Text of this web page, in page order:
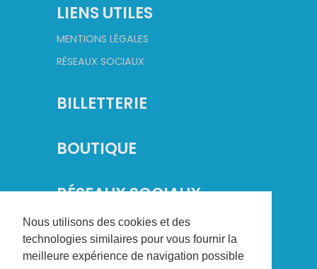
Nous utilisons des cookies et des
technologies similaires pour vous fournir la
meilleure expérience de navigation possible
LIENS UTILES
MENTIONS LÉGALES
RÉSEAUX SOCIAUX
BILLETTERIE
BOUTIQUE
RÉSEAUX SOCIAUX